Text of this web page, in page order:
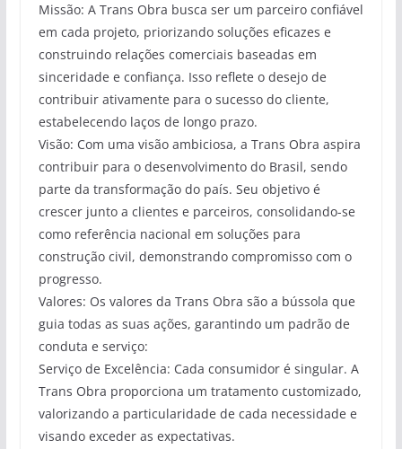
Missão: A Trans Obra busca ser um parceiro confiável
em cada projeto, priorizando soluções eficazes e
construindo relações comerciais baseadas em
sinceridade e confiança. Isso reflete o desejo de
contribuir ativamente para o sucesso do cliente,
estabelecendo laços de longo prazo.
Visão: Com uma visão ambiciosa, a Trans Obra aspira
contribuir para o desenvolvimento do Brasil, sendo
parte da transformação do país. Seu objetivo é
crescer junto a clientes e parceiros, consolidando-se
como referência nacional em soluções para
construção civil, demonstrando compromisso com o
progresso.
Valores: Os valores da Trans Obra são a bússola que
guia todas as suas ações, garantindo um padrão de
conduta e serviço:
Serviço de Excelência: Cada consumidor é singular. A
Trans Obra proporciona um tratamento customizado,
valorizando a particularidade de cada necessidade e
visando exceder as expectativas.